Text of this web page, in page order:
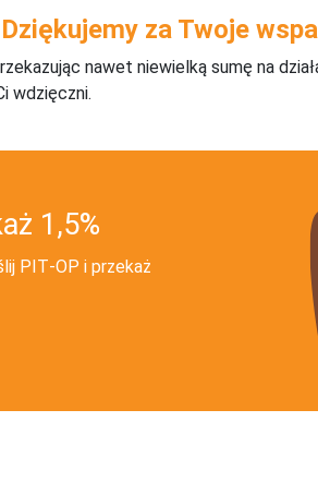
Dziękujemy za Twoje
nawet niewielką sumę na
wdzięczni.
1,5%
PIT‑OP i przekaż